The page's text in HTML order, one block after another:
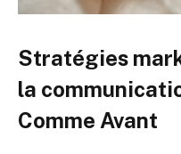
Stratégies
la
Comme Avant